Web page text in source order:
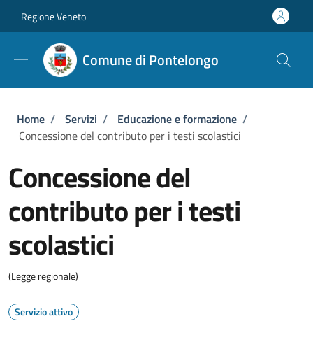
Regione Veneto
Comune di Pontelongo
Briciole di pane
Home / Servizi / Educazione e formazione /
Concessione del contributo per i testi scolastici
Concessione del
contributo per i testi
scolastici
(Legge regionale)
Servizio attivo